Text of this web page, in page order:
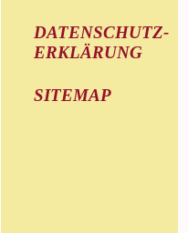
DATENSCHUTZ-
ERKLÄRUNG
SITEMAP